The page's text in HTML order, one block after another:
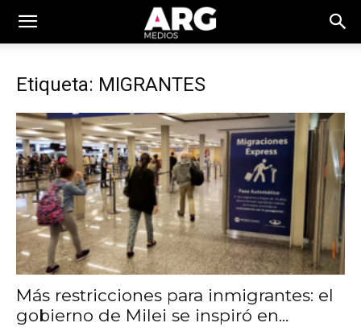
Etiqueta: MIGRANTES
Más restricciones para inmigrantes: el
gobierno de Milei se inspiró en...